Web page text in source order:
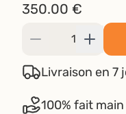
350.00 €
Livraison en 7
100% fait main